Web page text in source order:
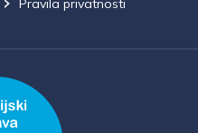
Pravila privatnosti